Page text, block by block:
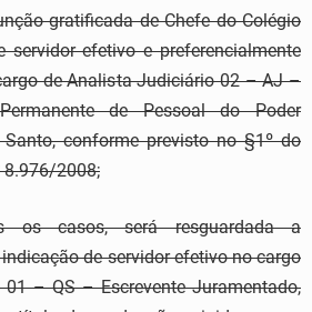
gratificada de Chefe do Colégio
servidor efetivo e preferencialmente
de Analista Judiciário 02 – AJ –
de Pessoal do Poder
conforme previsto no §1º do
8.976/2008;
casos, será resguardada a
de servidor efetivo no cargo
– QS – Escrevente Juramentado,